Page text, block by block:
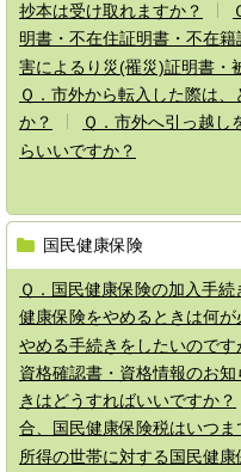
抄本は受け取れますか？
明書・不在住証明書・不在
害によるり災(罹災)証明書・
Ｑ．市外から転入した際は
か？
Ｑ．市外へ引っ越し
らいいですか？
国民健康保険
Ｑ．国民健康保険の加入手
健康保険をやめるときは何が
やめる手続きをしたいので
資格確認書・資格情報のお
きはどうすればいいですか？
合、国民健康保険税はいつ
所得の世帯に対する国民健